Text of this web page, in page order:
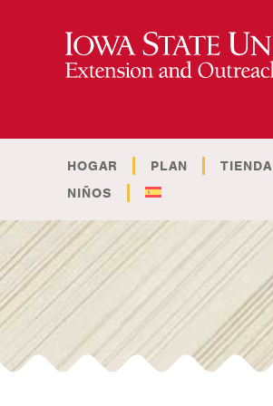
HOGAR PLAN TIENDA
NIÑOS